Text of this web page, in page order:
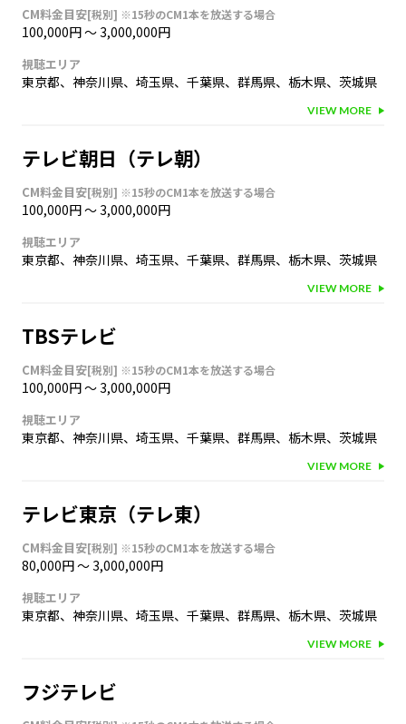
CM料金目安[税別] ※15秒のCM1本を放送する場合
100,000円〜3,000,000円
視聴エリア
東京都、 神奈川県、 埼玉県、 千葉県、 群馬県、 栃木県、 茨城県
VIEW MORE
テレビ朝日（テレ朝）
CM料金目安[税別] ※15秒のCM1本を放送する場合
100,000円〜3,000,000円
視聴エリア
東京都、 神奈川県、 埼玉県、 千葉県、 群馬県、 栃木県、 茨城県
VIEW MORE
TBSテレビ
CM料金目安[税別] ※15秒のCM1本を放送する場合
100,000円〜3,000,000円
視聴エリア
東京都、 神奈川県、 埼玉県、 千葉県、 群馬県、 栃木県、 茨城県
VIEW MORE
テレビ東京（テレ東）
CM料金目安[税別] ※15秒のCM1本を放送する場合
80,000円〜3,000,000円
視聴エリア
東京都、 神奈川県、 埼玉県、 千葉県、 群馬県、 栃木県、 茨城県
VIEW MORE
フジテレビ